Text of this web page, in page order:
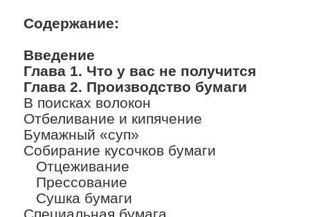
Содержание:
Введение
Глава 1. Что у вас не получится
Глава 2. Производство бумаги
В поисках волокон
Отбеливание и кипячение
Бумажный «суп»
Собирание кусочков бумаги
Отцеживание
Прессование
Сушка бумаги